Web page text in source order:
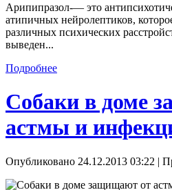
Арипипразол-— это
атипичных нейролептиков,
различных психических
выведен...
Подробнее
Собаки в доме
астмы и
Опубликовано 24.12.2013 03:22 |